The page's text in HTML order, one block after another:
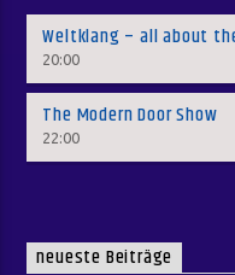
Weltklang – all about
20:00
The Modern Door Show
22:00
neueste Beiträge